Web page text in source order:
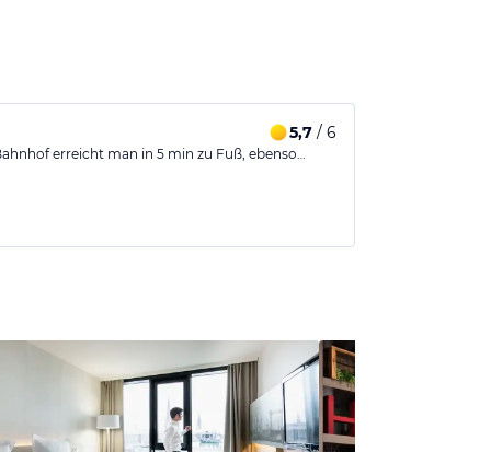
5,7 / 6
erreicht man in 5 min zu Fuß, ebenso…